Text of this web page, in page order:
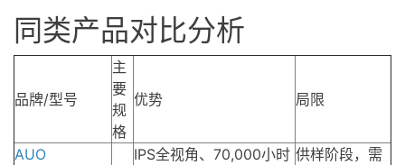
同类产品对比分析
品牌/型号
主
要
规
格
优势 局限
AUO
IPS全视角、70,000小时 供样阶段，需